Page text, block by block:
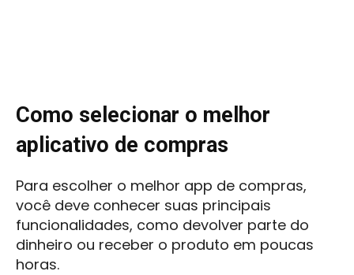
Como selecionar o melhor
aplicativo de compras
Para escolher o melhor app de compras,
você deve conhecer suas principais
funcionalidades, como devolver parte do
dinheiro ou receber o produto em poucas
horas.